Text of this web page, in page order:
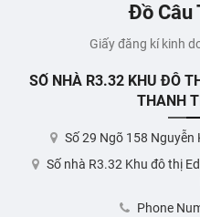
Đồ Câu
Giấy đăng kí kinh
SỐ NHÀ R3.32 KHU ĐÔ
THANH
Số 29 Ngõ 158 Nguyễn
Số nhà R3.32 Khu đô thị
Phone